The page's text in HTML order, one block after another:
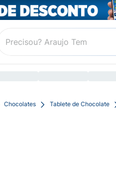
Chocolates Tablete de Chocolate